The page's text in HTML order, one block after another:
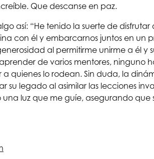
Que descanse en paz.
así: “He tenido la suerte de
con él y embarcarnos juntos en un
al permitirme unirme a él
de varios mentores, ninguno
quienes lo rodean. Sin duda, la
su legado al asimilar las lecciones
luz que me guíe, asegurando